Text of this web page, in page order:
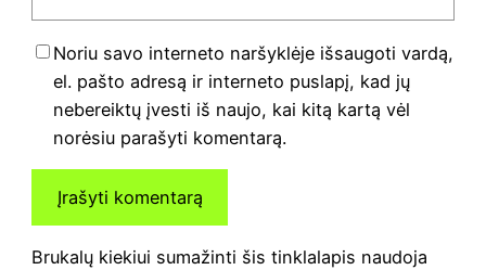
Noriu savo interneto naršyklėje išsaugoti vardą,
el. pašto adresą ir interneto puslapį, kad jų
nebereiktų įvesti iš naujo, kai kitą kartą vėl
norėsiu parašyti komentarą.
Brukalų kiekiui sumažinti šis tinklalapis naudoja